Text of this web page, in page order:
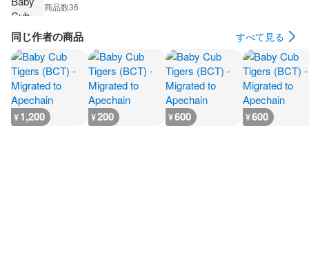
商品数36
同じ作者の商品 すべて見る
¥1,200 ¥200 ¥600 ¥600